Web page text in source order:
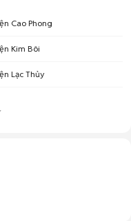
Cao Phong
Kim Bôi
Lạc Thủy